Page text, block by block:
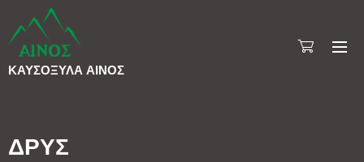
ΚΑΥΣΟΞΥΛΑ ΑΙΝΟΣ
ΔΡΥΣ